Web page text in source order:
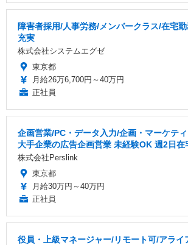
障害者採用/人事労務/メンバークラス/在宅
充実
株式会社システムエグゼ
東京都
月給26万6,700円～40万円
正社員
企画営業/PC・データ入力/企画・マーケテ
大手企業の広告企画営業 未経験OK 週2日在
株式会社Perslink
東京都
月給30万円～40万円
正社員
役員・上級マネージャー/リモート可/アライ